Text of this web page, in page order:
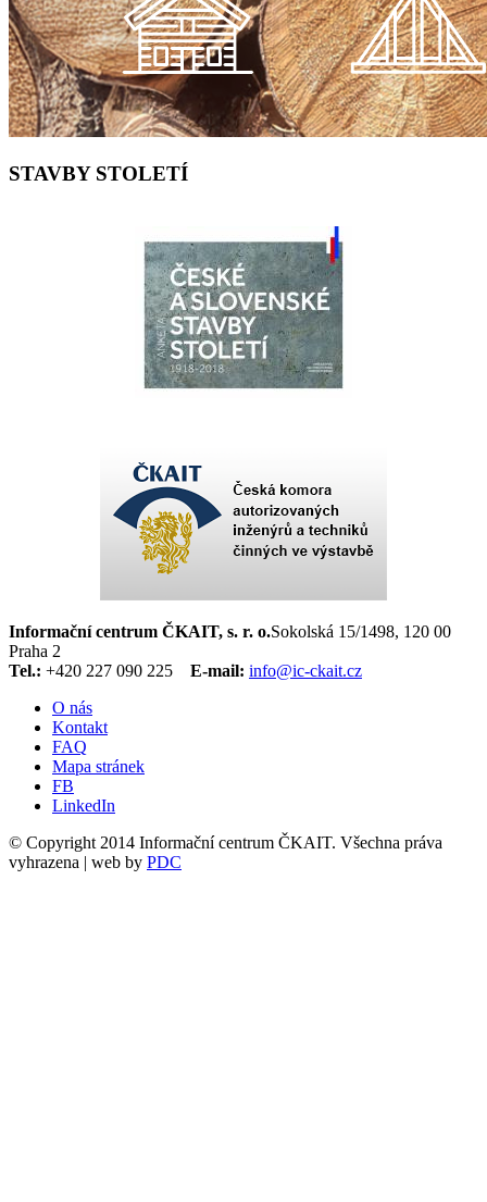
STAVBY STOLETÍ
Informační centrum ČKAIT, s. r. o.Sokolská 15/1498, 120 00
Praha 2
Tel.: +420 227 090 225 E-mail: info@ic-ckait.cz
O nás
Kontakt
FAQ
Mapa stránek
FB
LinkedIn
© Copyright 2014 Informační centrum ČKAIT. Všechna práva
vyhrazena | web by PDC